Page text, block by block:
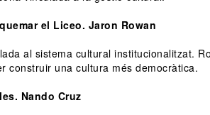
el Liceo. Jaron Rowan
al sistema cultural institucionalitzat.
construir una cultura més democràtica.
Nando Cruz